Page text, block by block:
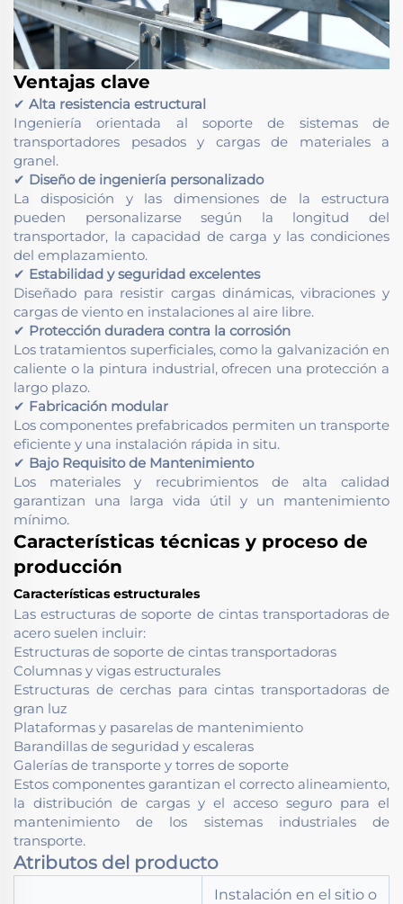
Ventajas clave
✔ Alta resistencia estructural
Ingeniería orientada al soporte de sistemas de
transportadores pesados y cargas de materiales a
granel.
✔ Diseño de ingeniería personalizado
La disposición y las dimensiones de la estructura
pueden personalizarse según la longitud del
transportador, la capacidad de carga y las condiciones
del emplazamiento.
✔ Estabilidad y seguridad excelentes
Diseñado para resistir cargas dinámicas, vibraciones y
cargas de viento en instalaciones al aire libre.
✔ Protección duradera contra la corrosión
Los tratamientos superficiales, como la galvanización en
caliente o la pintura industrial, ofrecen una protección a
largo plazo.
✔ Fabricación modular
Los componentes prefabricados permiten un transporte
eficiente y una instalación rápida in situ.
✔ Bajo Requisito de Mantenimiento
Los materiales y recubrimientos de alta calidad
garantizan una larga vida útil y un mantenimiento
mínimo.
Características técnicas y proceso de
producción
Características estructurales
Las estructuras de soporte de cintas transportadoras de
acero suelen incluir:
Estructuras de soporte de cintas transportadoras
Columnas y vigas estructurales
Estructuras de cerchas para cintas transportadoras de
gran luz
Plataformas y pasarelas de mantenimiento
Barandillas de seguridad y escaleras
Galerías de transporte y torres de soporte
Estos componentes garantizan el correcto alineamiento,
la distribución de cargas y el acceso seguro para el
mantenimiento de los sistemas industriales de
transporte.
Atributos del producto
Instalación en el sitio o